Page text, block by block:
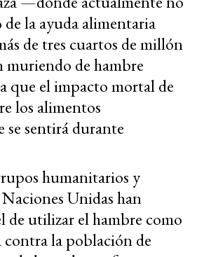
de la ayuda alimentaria
de tres cuartos de millón
muriendo de hambre
que el impacto mortal de
los alimentos
se sentirá durante
humanitarios y
Unidas han
de utilizar el hambre como
contra la población de